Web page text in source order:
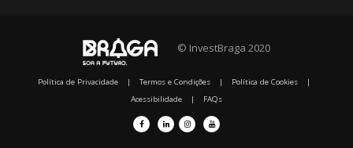
© InvestBraga 2020
Política de Privacidade | Termos e Condições | Política de Cookies
|
Acessibilidade
| FAQs